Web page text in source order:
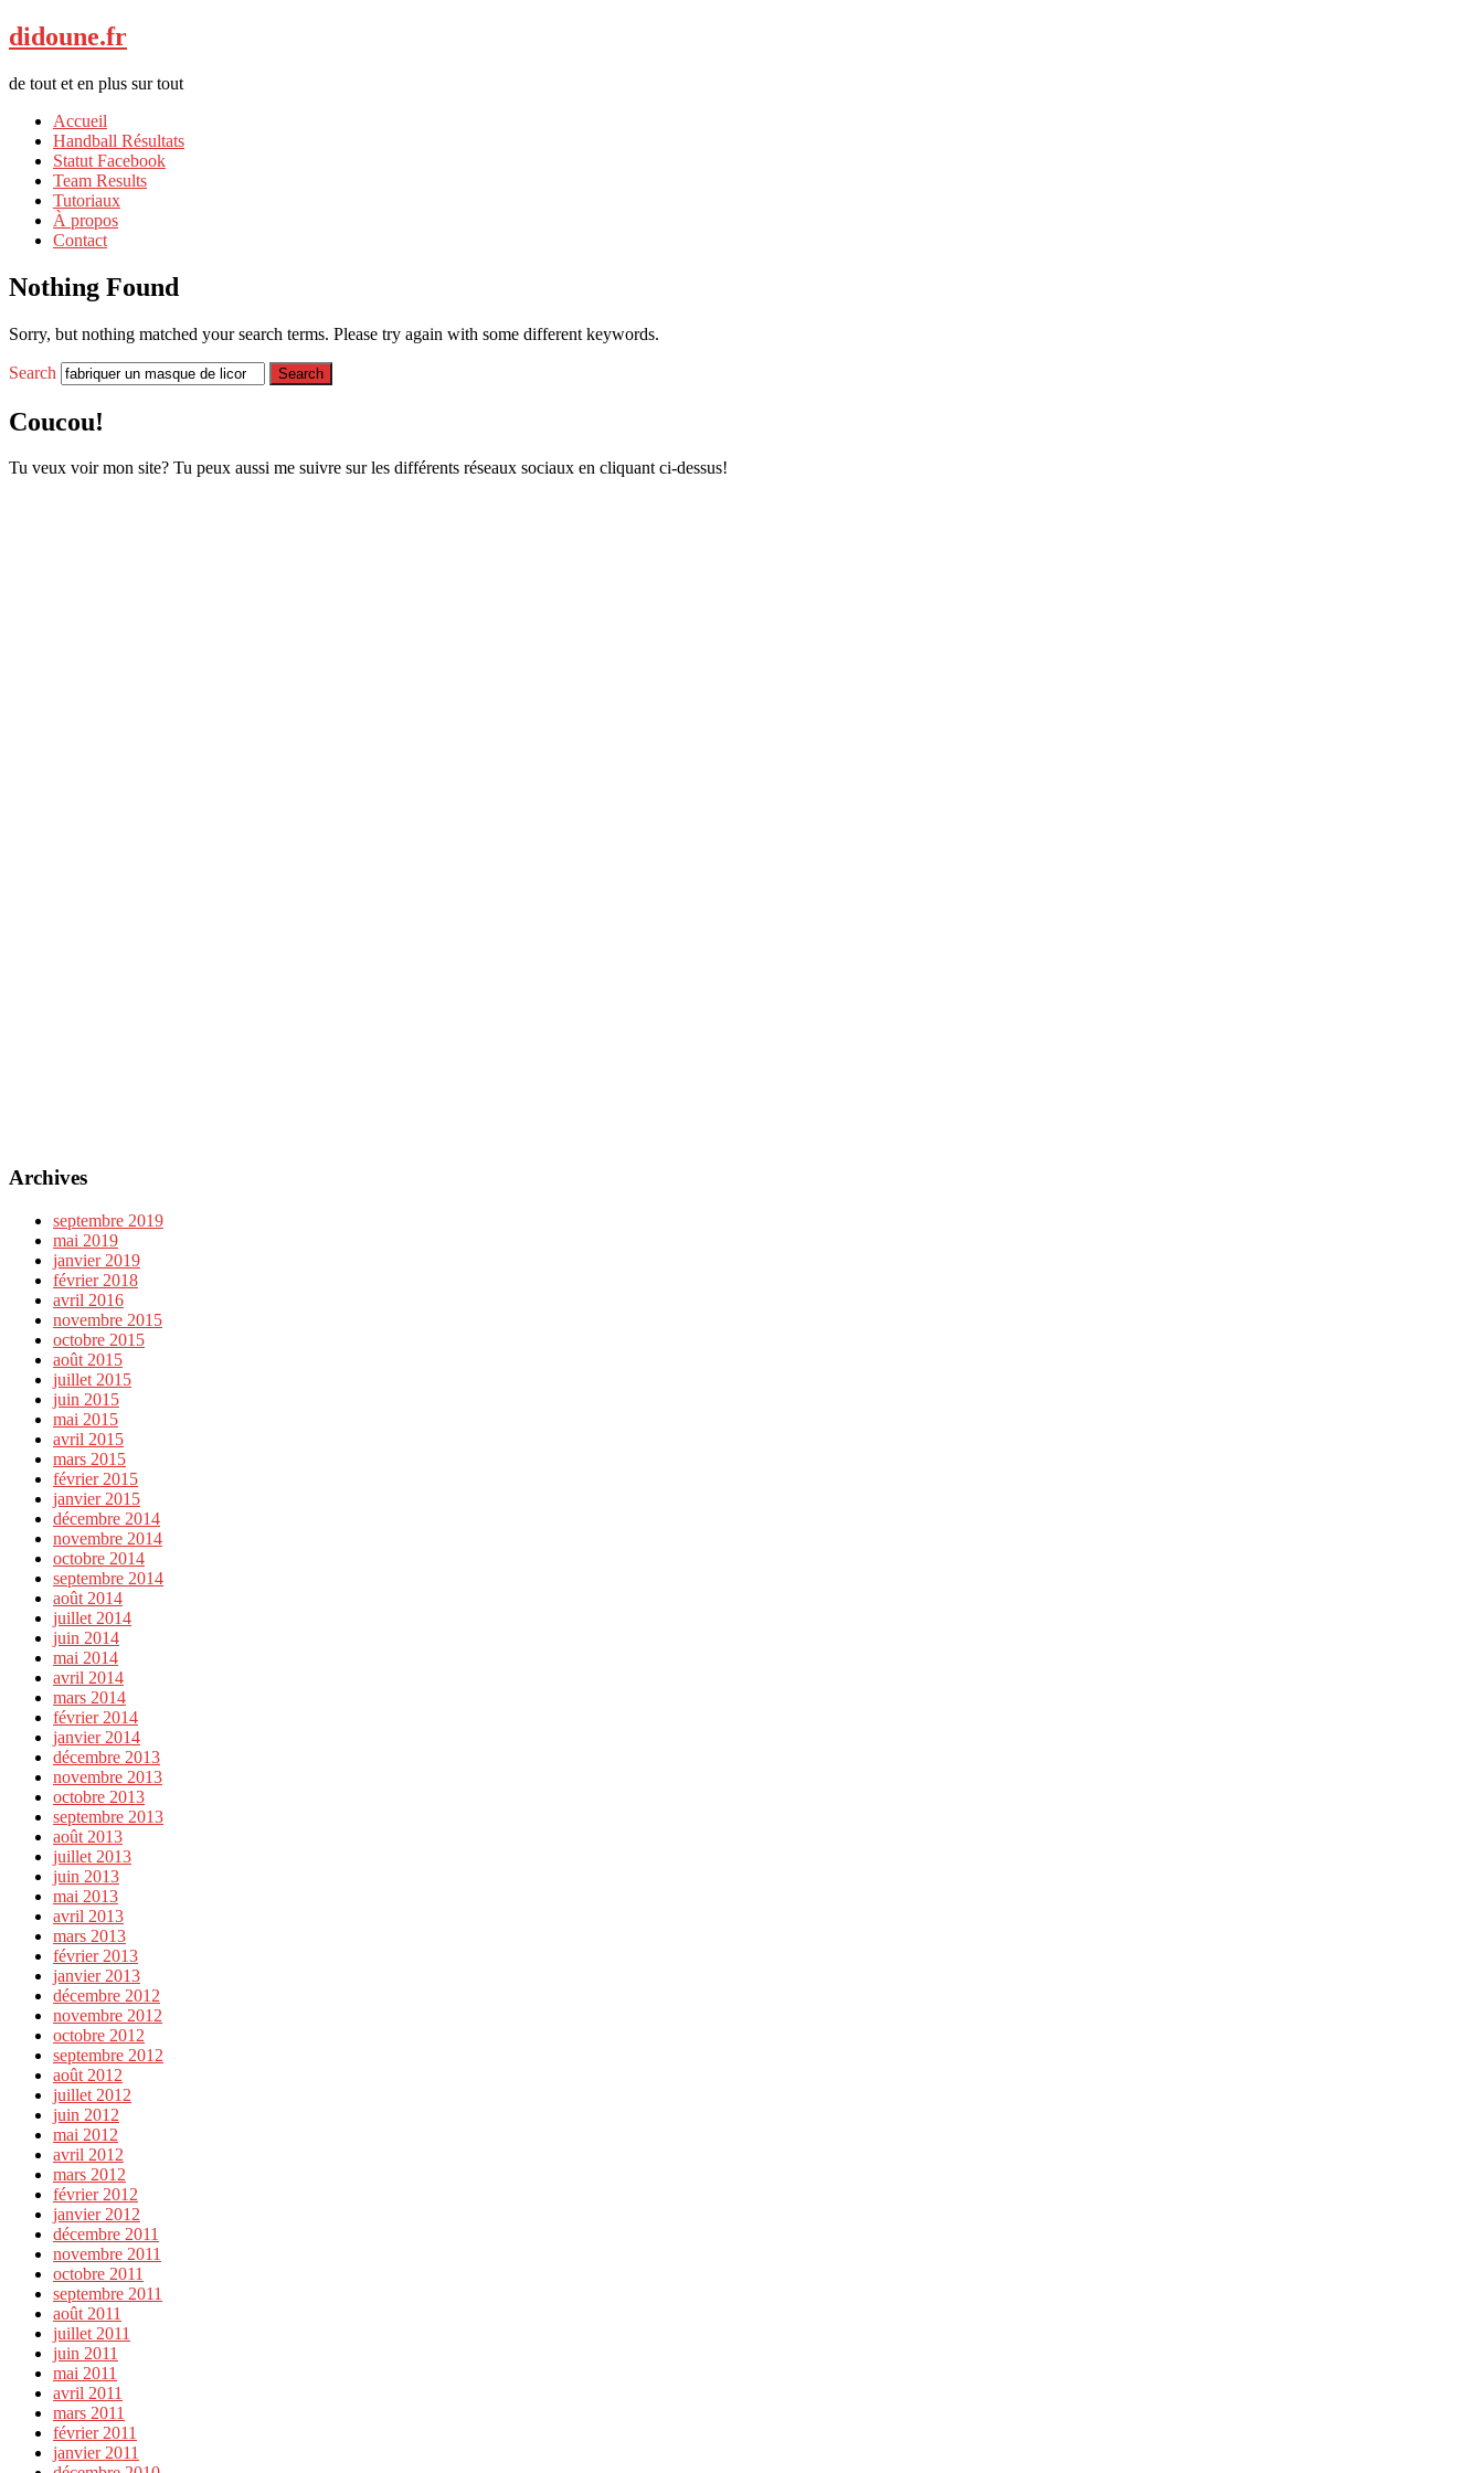
didoune.fr
de tout et en plus sur tout
Accueil
Handball Résultats
Statut Facebook
Team Results
Tutoriaux
À propos
Contact
Nothing Found
Sorry, but nothing matched your search terms. Please try again with some different keywords.
Search
Coucou!
Tu veux voir mon site? Tu peux aussi me suivre sur les différents réseaux sociaux en cliquant ci-dessus!
Archives
septembre 2019
mai 2019
janvier 2019
février 2018
avril 2016
novembre 2015
octobre 2015
août 2015
juillet 2015
juin 2015
mai 2015
avril 2015
mars 2015
février 2015
janvier 2015
décembre 2014
novembre 2014
octobre 2014
septembre 2014
août 2014
juillet 2014
juin 2014
mai 2014
avril 2014
mars 2014
février 2014
janvier 2014
décembre 2013
novembre 2013
octobre 2013
septembre 2013
août 2013
juillet 2013
juin 2013
mai 2013
avril 2013
mars 2013
février 2013
janvier 2013
décembre 2012
novembre 2012
octobre 2012
septembre 2012
août 2012
juillet 2012
juin 2012
mai 2012
avril 2012
mars 2012
février 2012
janvier 2012
décembre 2011
novembre 2011
octobre 2011
septembre 2011
août 2011
juillet 2011
juin 2011
mai 2011
avril 2011
mars 2011
février 2011
janvier 2011